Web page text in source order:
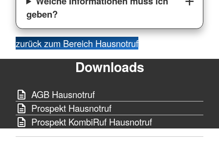
geben?
zurück zum Bereich Hausnotruf
Downloads
AGB Hausnotruf
Prospekt Hausnotruf
Prospekt KombiRuf Hausnotruf